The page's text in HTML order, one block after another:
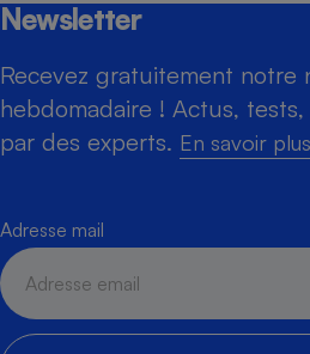
Newsletter
Recevez gratuitement notre
hebdomadaire ! Actus,
par des experts. En savoir plus
Adresse mail